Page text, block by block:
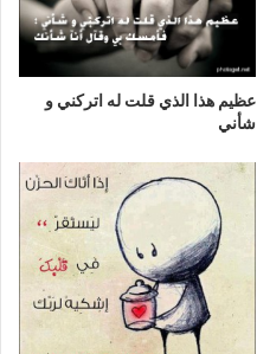
عظيم هذا الذي قلت له اتركني و
شأني